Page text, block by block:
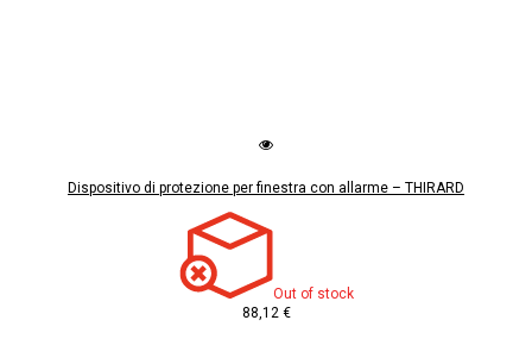
Dispositivo di protezione per finestra con allarme – THIRARD
Out of stock
88,12 €